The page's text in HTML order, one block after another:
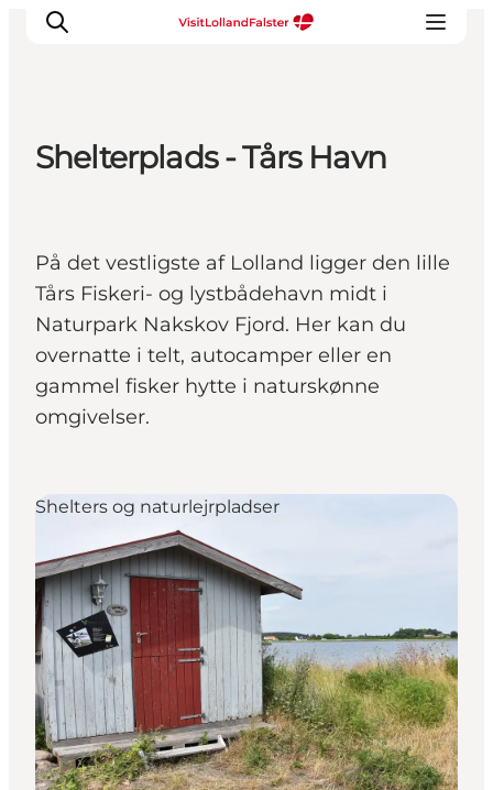
For børn
Kultur
Gastronomi
Planlæg din ferie
Shelterplads - Tårs Havn
På det vestligste af Lolland ligger den lille
Tårs Fiskeri- og lystbådehavn midt i
Naturpark Nakskov Fjord. Her kan du
overnatte i telt, autocamper eller en
gammel fisker hytte i naturskønne
omgivelser.
Shelters og naturlejrpladser